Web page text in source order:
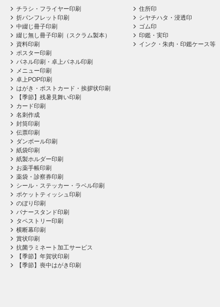
チラシ・フライヤー印刷
折パンフレット印刷
中綴じ冊子印刷
綴じ無し冊子印刷（スクラム製本）
資料印刷
ポスター印刷
パネル印刷・卓上パネル印刷
メニュー印刷
卓上POP印刷
はがき・ポストカード・挨拶状印刷
【季節】残暑見舞い印刷
カード印刷
名刺作成
封筒印刷
伝票印刷
ダンボール印刷
紙袋印刷
紙製ホルダー印刷
お薬手帳印刷
薬袋・診察券印刷
シール・ステッカー・ラベル印刷
ポケットティッシュ印刷
のぼり印刷
バナースタンド印刷
タペストリー印刷
横断幕印刷
賞状印刷
抗菌ラミネート加工サービス
【季節】年賀状印刷
【季節】喪中はがき印刷
住所印
シヤチハタ・浸透印
ゴム印
印鑑・実印
インク・朱肉・印鑑ケース等